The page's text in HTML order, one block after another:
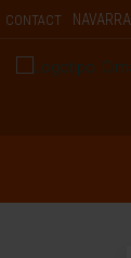
CONTACT NAVARRA